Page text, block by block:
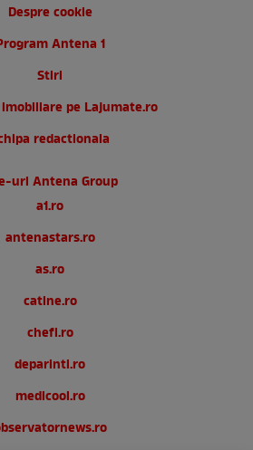
Despre cookie
Antena 1
Stiri
pe Lajumate.ro
redactionala
uri Antena Group
a1.ro
antenastars.ro
as.ro
catine.ro
chefi.ro
deparinti.ro
medicool.ro